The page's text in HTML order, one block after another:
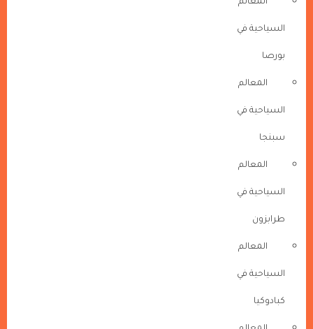
السياحية في
بورصا
المعالم
السياحية في
سبنجا
المعالم
السياحية في
طرابزون
المعالم
السياحية في
كبادوكيا